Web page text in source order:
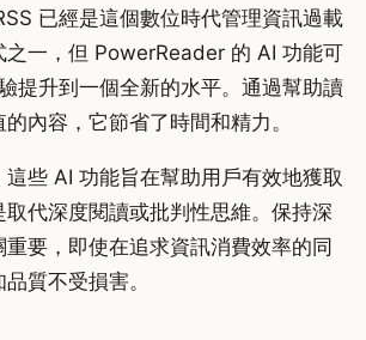
已經是這個數位時代管理資訊過載
之一，但 PowerReader 的 AI 功能可
提升到一個全新的水平。通過幫助讀
內容，它節省了時間和精力。
些 AI 功能旨在幫助用戶有效地獲取
代深度閱讀或批判性思維。保持深
重要，即使在追求資訊消費效率的同
質不受損害。